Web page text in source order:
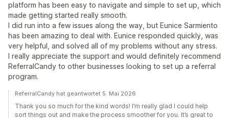
platform has been easy to navigate and simple to set up, which
made getting started really smooth.
I did run into a few issues along the way, but Eunice Sarmiento
has been amazing to deal with. Eunice responded quickly, was
very helpful, and solved all of my problems without any stress.
I really appreciate the support and would definitely recommend
ReferralCandy to other businesses looking to set up a referral
program.
ReferralCandy hat geantwortet 5. Mai 2026
Thank you so much for the kind words! I’m really glad I could help
sort things out and make the process smoother for you. It’s great to